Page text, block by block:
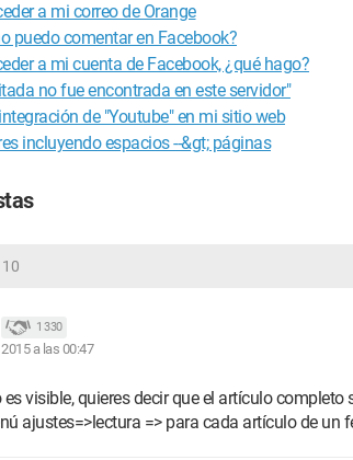
a mi correo de Orange
puedo comentar en Facebook?
a mi cuenta de Facebook, ¿qué hago?
no fue encontrada en este servidor"
de "Youtube" en mi sitio web
incluyendo espacios --&gt; páginas
10
1 330
a las 00:47
visible, quieres decir que el artículo completo
ajustes=>lectura => para cada artículo de un